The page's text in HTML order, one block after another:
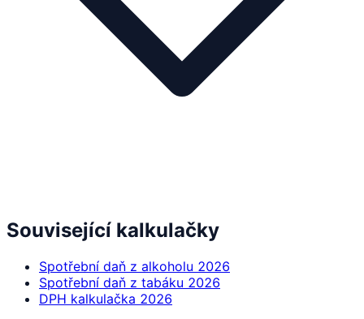
Související kalkulačky
Spotřební daň z alkoholu 2026
Spotřební daň z tabáku 2026
DPH kalkulačka 2026